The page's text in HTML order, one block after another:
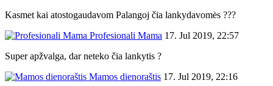
Kasmet kai atostogaudavom Palangoj čia lankydavomės ???
Profesionali Mama 17. Jul 2019, 22:57
Super apžvalga, dar neteko čia lankytis ?
Mamos dienoraštis 17. Jul 2019, 22:16